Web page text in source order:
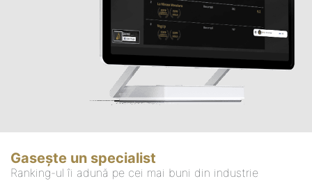
Gasește un specialist
Ranking-ul îi adună pe cei mai buni din industrie